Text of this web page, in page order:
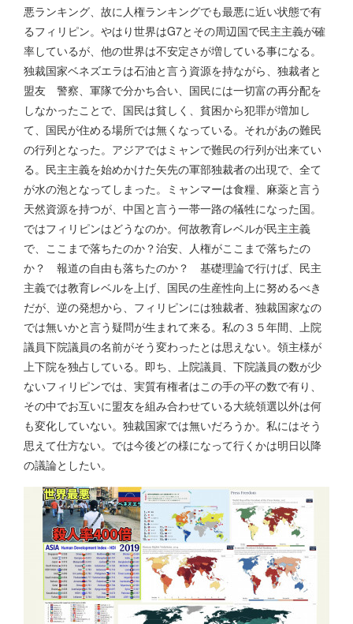
悪ランキング、故に人権ランキングでも最悪に近い状態で有
るフィリピン。やはり世界はG7とその周辺国で民主主義が確
率しているが、他の世界は不安定さが増している事になる。
独裁国家ベネズエラは石油と言う資源を持ながら、独裁者と
盟友 警察、軍隊で分かち合い、国民には一切富の再分配を
しなかったことで、国民は貧しく、貧困から犯罪が増加し
て、国民が住める場所では無くなっている。それがあの難民
の行列となった。アジアではミャンで難民の行列が出来てい
る。民主主義を始めかけた矢先の軍部独裁者の出現で、全て
が水の泡となってしまった。ミャンマーは食糧、麻薬と言う
天然資源を持つが、中国と言う一帯一路の犠牲になった国。
ではフィリピンはどうなのか。何故教育レベルが民主主義
で、ここまで落ちたのか？治安、人権がここまで落ちたの
か？ 報道の自由も落ちたのか？ 基礎理論で行けば、民主
主義では教育レベルを上げ、国民の生産性向上に努めるべき
だが、逆の発想から、フィリピンには独裁者、独裁国家なの
では無いかと言う疑問が生まれて来る。私の３５年間、上院
議員下院議員の名前がそう変わったとは思えない。領主様が
上下院を独占している。即ち、上院議員、下院議員の数が少
ないフィリピンでは、実質有権者はこの手の平の数で有り、
その中でお互いに盟友を組み合わせている大統領選以外は何
も変化していない。独裁国家では無いだろうか。私にはそう
思えて仕方ない。では今後どの様になって行くかは明日以降
の議論としたい。